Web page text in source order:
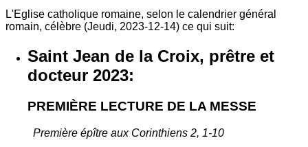
L'Eglise catholique romaine, selon le calendrier général
romain, célèbre (Jeudi, 2023-12-14) ce qui suit:
Saint Jean de la Croix, prêtre et
docteur 2023:
PREMIÈRE LECTURE DE LA MESSE
Première épître aux Corinthiens 2, 1-10